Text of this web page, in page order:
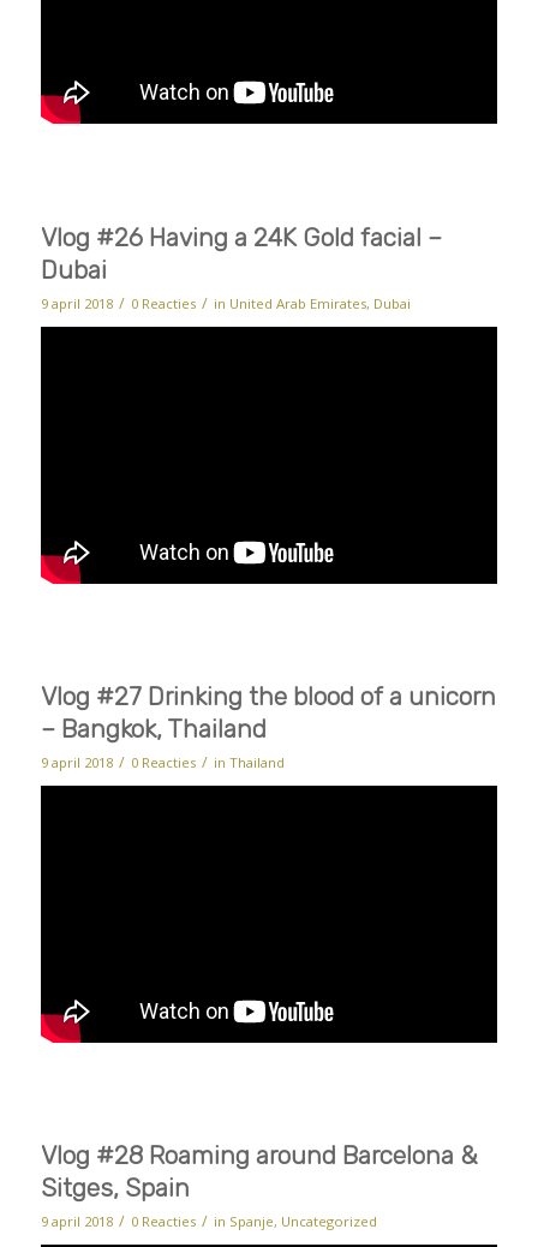
Vlog #26 Having a 24K Gold facial –
Dubai
9 april 2018 / 0 Reacties / in United Arab Emirates, Dubai
Vlog #27 Drinking the blood of a unicorn
– Bangkok, Thailand
9 april 2018 / 0 Reacties / in Thailand
Vlog #28 Roaming around Barcelona &
Sitges, Spain
9 april 2018 / 0 Reacties / in Spanje, Uncategorized